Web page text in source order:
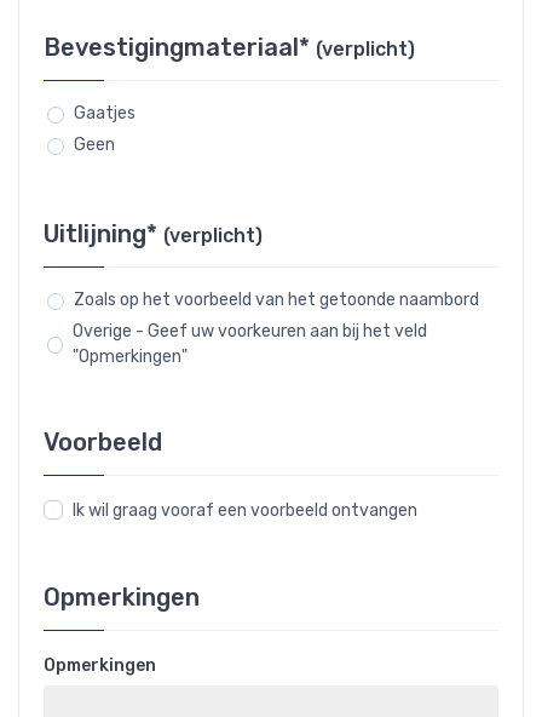
Bevestigingmateriaal* (verplicht)
Gaatjes
Geen
Uitlijning* (verplicht)
Zoals op het voorbeeld van het getoonde naambord
Overige - Geef uw voorkeuren aan bij het veld
"Opmerkingen"
Voorbeeld
Ik wil graag vooraf een voorbeeld ontvangen
Opmerkingen
Opmerkingen